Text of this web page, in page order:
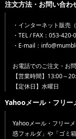
注文方法・お問い合わ
・インターネット販売
・TEL / FAX：053-420-
・E-mail：
お電話でのご注文・お
【営業時間】13:00～
【定休日】水曜日
Yahooメール・フリー
Yahooメール・フリー
惑フォルダ」や「ゴミ